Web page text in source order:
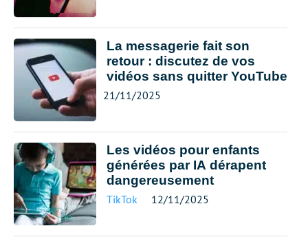
La messagerie fait son
retour : discutez de vos
vidéos sans quitter YouTube
21/11/2025
Les vidéos pour enfants
générées par IA dérapent
dangereusement
TikTok 12/11/2025